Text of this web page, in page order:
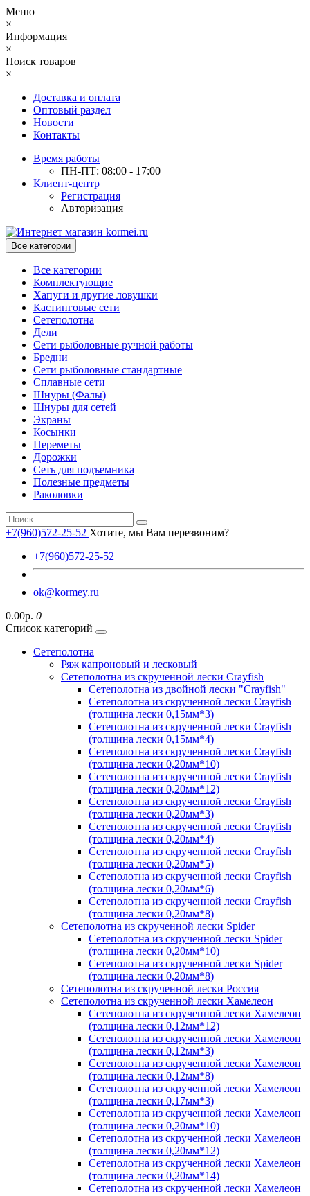
Меню
×
Информация
×
Поиск товаров
×
Доставка и оплата
Оптовый раздел
Новости
Контакты
Время работы
ПН-ПТ: 08:00 - 17:00
Клиент-центр
Регистрация
Авторизация
Все категории
Все категории
Комплектующие
Хапуги и другие ловушки
Кастинговые сети
Сетеполотна
Дели
Сети рыболовные ручной работы
Бредни
Сети рыболовные стандартные
Сплавные сети
Шнуры (Фалы)
Шнуры для сетей
Экраны
Косынки
Переметы
Дорожки
Сеть для подъемника
Полезные предметы
Раколовки
+7(960)572-25-52 Хотите, мы Вам перезвоним?
+7(960)572-25-52
ok@kormey.ru
0.00р. 0
Список категорий
Сетеполотна
Ряж капроновый и лесковый
Сетеполотна из скрученной лески Crayfish
Сетеполотна из двойной лески "Crayfish"
Сетеполотна из скрученной лески Crayfish
(толщина лески 0,15мм*3)
Сетеполотна из скрученной лески Crayfish
(толщина лески 0,15мм*4)
Сетеполотна из скрученной лески Crayfish
(толщина лески 0,20мм*10)
Сетеполотна из скрученной лески Crayfish
(толщина лески 0,20мм*12)
Сетеполотна из скрученной лески Crayfish
(толщина лески 0,20мм*3)
Сетеполотна из скрученной лески Crayfish
(толщина лески 0,20мм*4)
Сетеполотна из скрученной лески Crayfish
(толщина лески 0,20мм*5)
Сетеполотна из скрученной лески Crayfish
(толщина лески 0,20мм*6)
Сетеполотна из скрученной лески Crayfish
(толщина лески 0,20мм*8)
Сетеполотна из скрученной лески Spider
Сетеполотна из скрученной лески Spider
(толщина лески 0,20мм*10)
Сетеполотна из скрученной лески Spider
(толщина лески 0,20мм*8)
Сетеполотна из скрученной лески Россия
Сетеполотна из скрученной лески Хамелеон
Сетеполотна из скрученной лески Хамелеон
(толщина лески 0,12мм*12)
Сетеполотна из скрученной лески Хамелеон
(толщина лески 0,12мм*3)
Сетеполотна из скрученной лески Хамелеон
(толщина лески 0,12мм*8)
Сетеполотна из скрученной лески Хамелеон
(толщина лески 0,17мм*3)
Сетеполотна из скрученной лески Хамелеон
(толщина лески 0,20мм*10)
Сетеполотна из скрученной лески Хамелеон
(толщина лески 0,20мм*12)
Сетеполотна из скрученной лески Хамелеон
(толщина лески 0,20мм*14)
Сетеполотна из скрученной лески Хамелеон